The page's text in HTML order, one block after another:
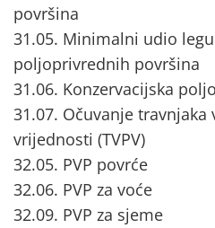
površina
31.05. Minimalni udio
poljoprivrednih površina
31.06. Konzervacijska
31.07. Očuvanje
vrijednosti (TVPV)
32.05. PVP povrće
32.06. PVP za voće
32.09. PVP za sjeme